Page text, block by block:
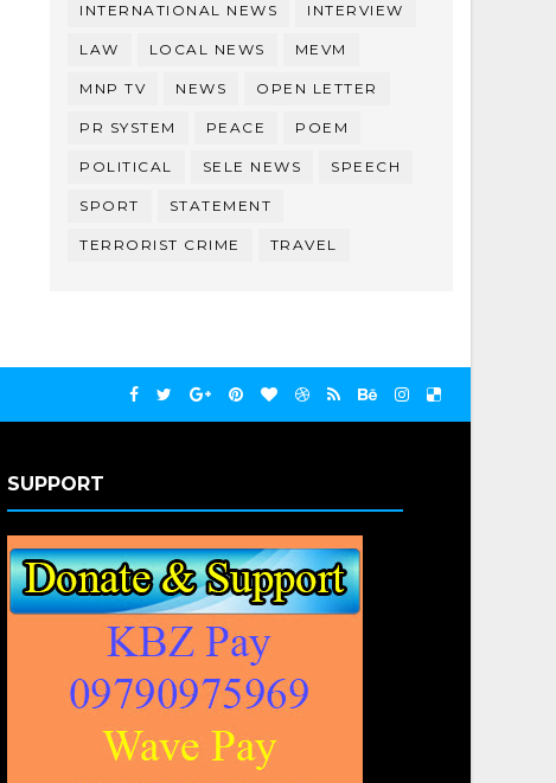
INTERNATIONAL NEWS INTERVIEW
LAW LOCAL NEWS MEVM
MNP TV NEWS OPEN LETTER
PR SYSTEM PEACE POEM
POLITICAL SELE NEWS SPEECH
SPORT STATEMENT
TERRORIST CRIME TRAVEL
SUPPORT